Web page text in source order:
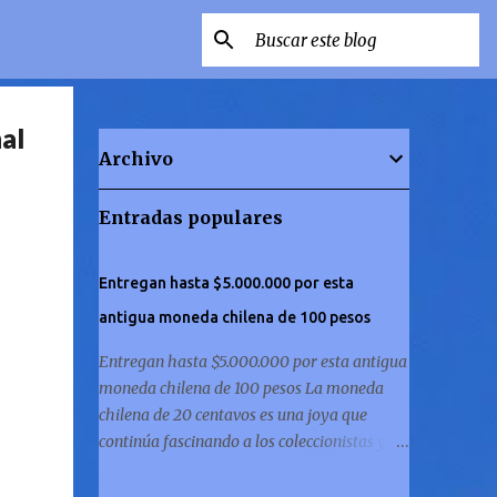
Archivo
Entradas populares
Entregan hasta $5.000.000 por esta
antigua moneda chilena de 100 pesos
Entregan hasta $5.000.000 por esta antigua
moneda chilena de 100 pesos La moneda
chilena de 20 centavos es una joya que
continúa fascinando a los coleccionistas y a